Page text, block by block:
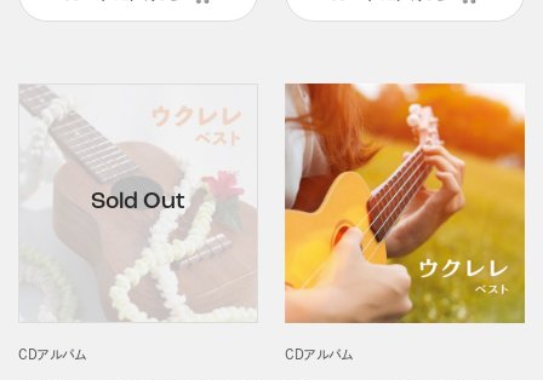
CDアルバム CDアルバム